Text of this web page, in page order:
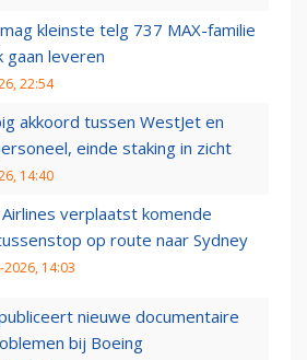
kleinste telg 737 MAX-familie
gaan leveren
22:54
akkoord tussen WestJet en
einde staking in zicht
14:40
verplaatst komende
op route naar Sydney
2026, 14:03
nieuwe documentaire
bij Boeing